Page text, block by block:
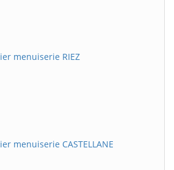
menuiserie RIEZ
menuiserie CASTELLANE